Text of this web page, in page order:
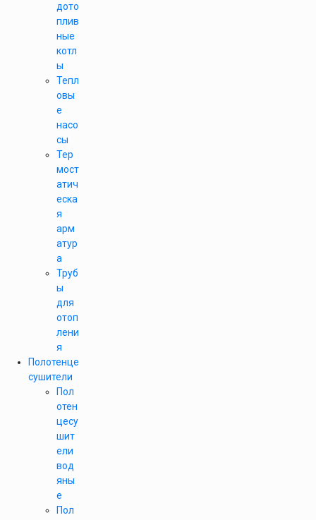
дото
плив
ные
котл
ы
Тепл
овы
е
насо
сы
Тер
мост
атич
еска
я
арм
атур
а
Труб
ы
для
отоп
лени
я
Полотенце
сушители
Пол
отен
цесу
шит
ели
вод
яны
е
Пол